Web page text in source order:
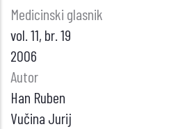
Medicinski glasnik
vol. 11, br. 19
2006
Autor
Han Ruben
Vučina Jurij